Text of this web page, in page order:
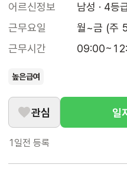
어르신정보
남성 · 4등
근무요일
월~금 (주
근무시간
높은급여
관심 일
1일전 등록